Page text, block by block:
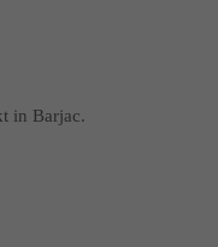
in Barjac.